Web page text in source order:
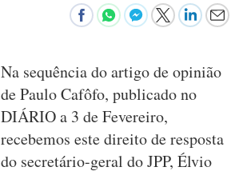
Na sequência do artigo de opinião
de Paulo Cafôfo, publicado no
DIÁRIO a 3 de Fevereiro,
recebemos este direito de resposta
do secretário-geral do JPP, Élvio